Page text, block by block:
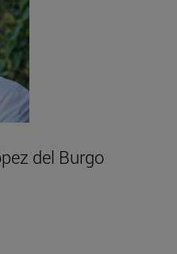
del Burgo